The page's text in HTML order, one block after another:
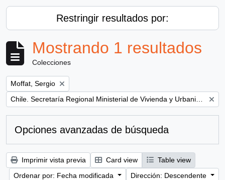
Restringir resultados por:
Mostrando 1 resultados
Colecciones
Remove filter:
Moffat, Sergio
Remove filter:
Opciones avanzadas de búsqueda
Imprimir vista previa Card view
Table view
Ordenar por: Fecha modificada
Dirección: Descendente